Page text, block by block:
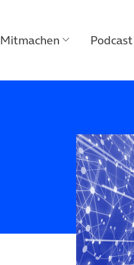
Mitmachen Podcast